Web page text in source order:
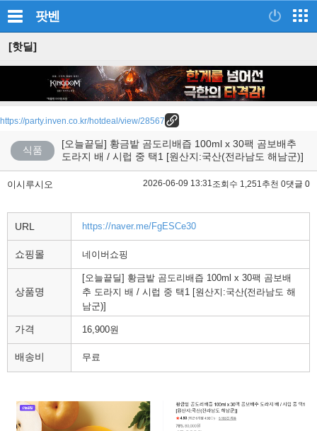
팟벤
[핫딜]
https://party.inven.co.kr/hotdeal/view/28567
식품
[오늘끝딜] 황금밭 곰도리배즙 100ml x 30팩 곰보배추
도라지 배 / 시럽 중 택1 [원산지:국산(전라남도 해남군)]
이시루시오 2026-06-09 13:31조회수 1,251추천 0댓글 0
URL https://naver.me/FgESCe30
쇼핑몰 네이버쇼핑
상품명
[오늘끝딜] 황금밭 곰도리배즙 100ml x 30팩 곰보배
추 도라지 배 / 시럽 중 택1 [원산지:국산(전라남도 해
남군)]
가격 16,900원
배송비 무료